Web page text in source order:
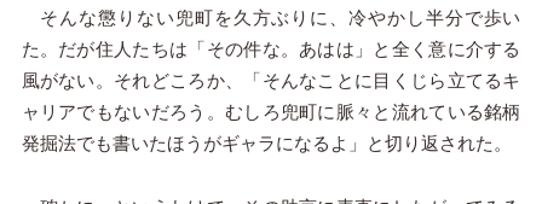
そんな懲りない兜町を久方ぶりに、冷やかし半分で歩い
た。だが住人たちは「その件な。あはは」と全く意に介する
風がない。それどころか、「そんなことに目くじら立てるキ
ャリアでもないだろう。むしろ兜町に脈々と流れている銘柄
発掘法でも書いたほうがギャラになるよ」と切り返された。